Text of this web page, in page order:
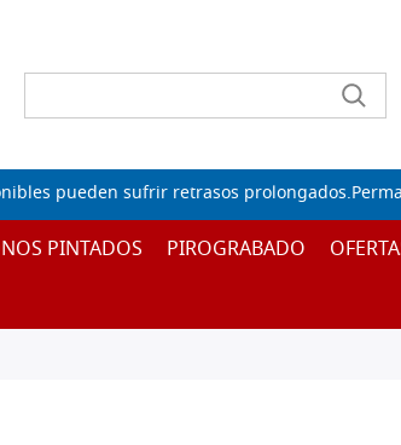
Lista de
pueden sufrir retrasos
PINTADOS PIROGRABADO